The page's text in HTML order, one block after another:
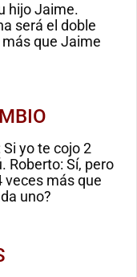
hijo Jaime.
será el doble
que Jaime
yo te cojo 2
Roberto: Sí, pero
veces más que
uno?